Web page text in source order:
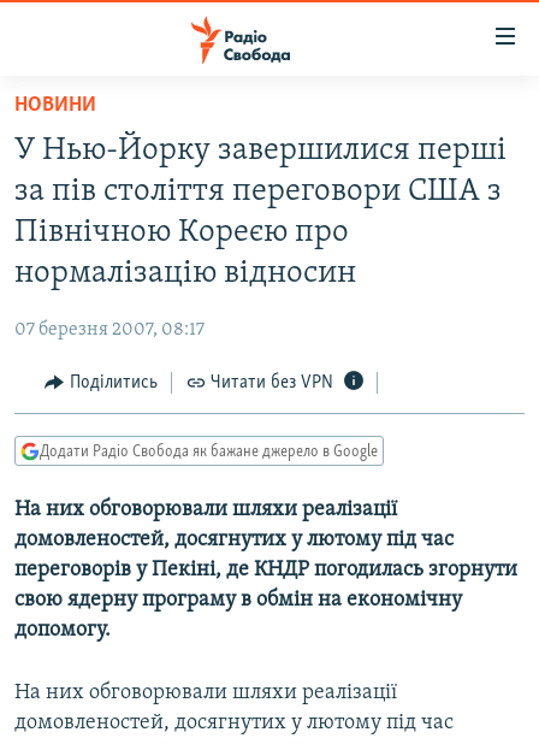
Перейти
основного
матеріалу
Перейти
до
основної
Перейти
пошуку
РАДІО СВОБОДА – 70 РОКІВ
СТАТТІ
СУСПІЛЬСТВО
КУЛЬТУРА
СПОРТ
СВІТ
ДОНБАС.РЕАЛІЇ
КРИМ.РЕАЛІЇ
ТИ ЯК?
КИТАЙ.ВИКЛИКИ
МУЛЬТИМЕДІА
ФОТО
СПЕЦПРОЄКТИ
ПОДКАСТИ
НОВИНИ
У Нью-Йорку завершилися перші
за пів століття переговори США з
Північною Кореєю про
нормалізацію відносин
07 березня 2007, 08:17
Поділитись Читати без VPN
Додати Радіо Свобода як бажане джерело в Google
На них обговорювали шляхи реалізації
домовленостей, досягнутих у лютому під час
переговорів у Пекіні, де КНДР погодилась згорнути
свою ядерну програму в обмін на економічну
допомогу.
На них обговорювали шляхи реалізації
домовленостей, досягнутих у лютому під час